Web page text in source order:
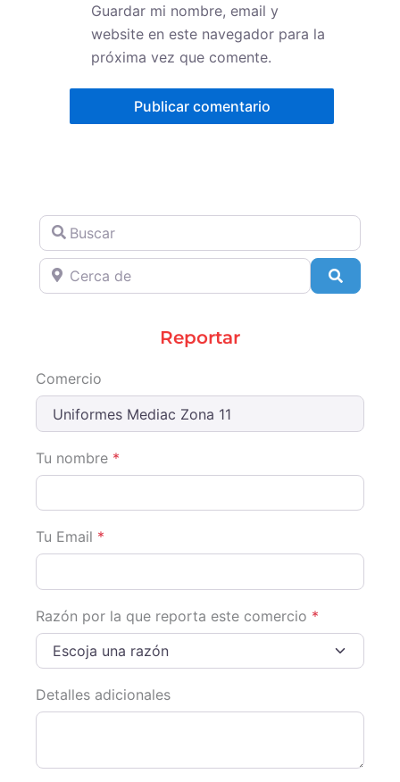
Guardar mi nombre, email y
website en este navegador para la
próxima vez que comente.
Buscar
Cerca de
Reportar
Comercio
Tu nombre *
Tu Email *
Razón por la que reporta este comercio *
Escoja una razón
Detalles adicionales